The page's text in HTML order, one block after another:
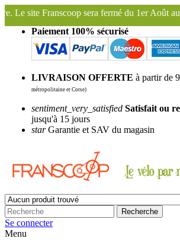
du 1er Août au 27 Août inclus. Bonnes
Paiement 100% sécurisé
LIVRAISON OFFERTE à partir de
métropolitaine et Corse)
sentiment_very_satisfied Satisfait ou
jusqu'à 15 jours
starGarantie et SAV du magasin
Recherche
Se connecter
Menu